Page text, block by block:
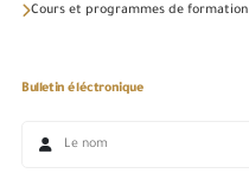
Cours et programmes de formation
Bulletin éléctronique